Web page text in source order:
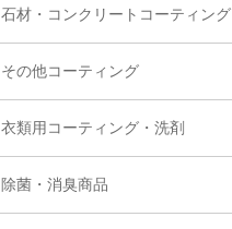
石材・コンクリートコーティング
その他コーティング
衣類用コーティング・洗剤
除菌・消臭商品